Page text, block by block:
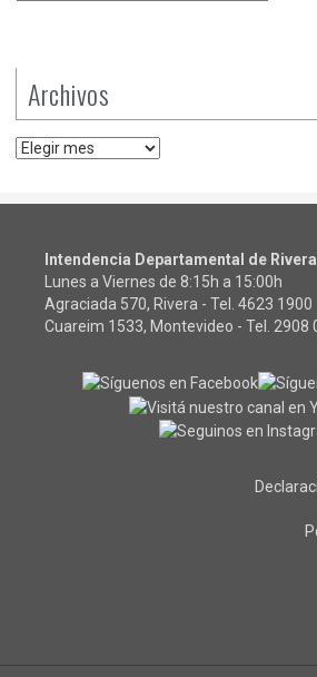
Archivos
Archivos
Intendencia Departamental de Rivera
Lunes a Viernes de 8:15h a 15:00h
Agraciada 570, Rivera - Tel. 4623 1900
Cuareim 1533, Montevideo - Tel. 2908